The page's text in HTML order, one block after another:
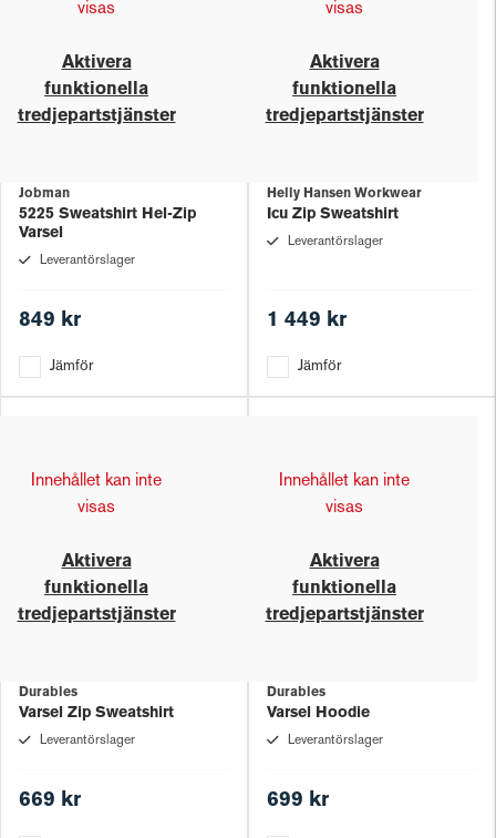
visas
Aktivera
funktionella
tredjepartstjänster
Jobman
5225 Sweatshirt Hel-Zip
Varsel
Leverantörslager
849 kr
Jämför
visas
Aktivera
funktionella
tredjepartstjänster
Helly Hansen Workwear
Icu Zip Sweatshirt
Leverantörslager
1 449 kr
Jämför
Innehållet kan inte
visas
Aktivera
funktionella
tredjepartstjänster
Durables
Varsel Zip Sweatshirt
Leverantörslager
669 kr
Innehållet kan inte
visas
Aktivera
funktionella
tredjepartstjänster
Durables
Varsel Hoodie
Leverantörslager
699 kr